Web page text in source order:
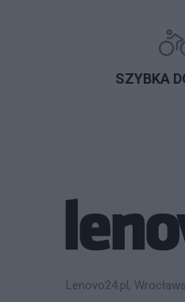
SZYBKA
Lenovo24.pl,